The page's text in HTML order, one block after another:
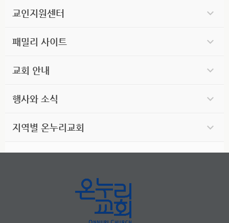
교인지원센터
패밀리 사이트
교회 안내
행사와 소식
지역별 온누리교회